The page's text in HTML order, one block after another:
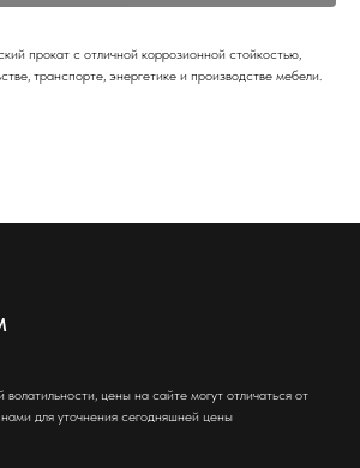
прокат с отличной коррозионной стойкостью,
транспорте, энергетике и производстве мебели.
цены на сайте могут отличаться от
для уточнения сегодняшней цены